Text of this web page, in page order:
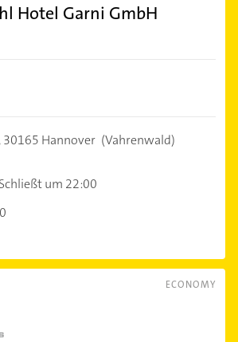
Hotel Garni GmbH
30165 Hannover (Vahrenwald)
Schließt um 22:00
ECONOMY